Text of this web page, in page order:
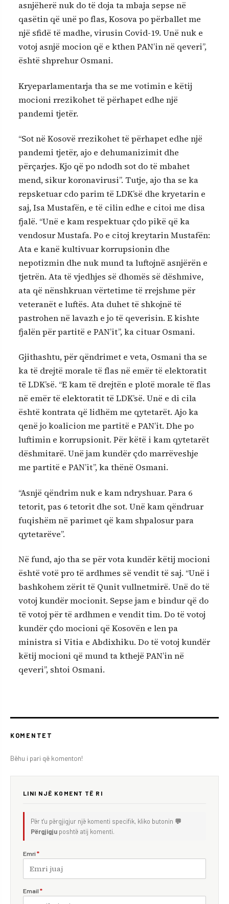
asnjëherë nuk do të doja ta mbaja sepse në
qasëtin që unë po flas, Kosova po përballet me
një sfidë të madhe, virusin Covid-19. Unë nuk e
votoj asnjë mocion që e kthen PAN’in në qeveri”,
është shprehur Osmani.
Kryeparlamentarja tha se me votimin e këtij
mocioni rrezikohet të përhapet edhe një
pandemi tjetër.
“Sot në Kosovë rrezikohet të përhapet edhe një
pandemi tjetër, ajo e dehumanizimit dhe
përçarjes. Kjo që po ndodh sot do të mbahet
mend, sikur koronavirusi”. Tutje, ajo tha se ka
repsketuar cdo parim të LDK’së dhe kryetarin e
saj, Isa Mustafën, e të cilin edhe e citoi me disa
fjalë. “Unë e kam respektuar çdo pikë që ka
vendosur Mustafa. Po e citoj kreytarin Mustafën:
Ata e kanë kultivuar korrupsionin dhe
nepotizmin dhe nuk mund ta luftojnë asnjërën e
tjetrën. Ata të vjedhjes së dhomës së dëshmive,
ata që nënshkruan vërtetime të rrejshme për
veteranët e luftës. Ata duhet të shkojnë të
pastrohen në lavazh e jo të qeverisin. E kishte
fjalën për partitë e PAN’it”, ka cituar Osmani.
Gjithashtu, për qëndrimet e veta, Osmani tha se
ka të drejtë morale të flas në emër të elektoratit
të LDK’së. “E kam të drejtën e plotë morale të flas
në emër të elektoratit të LDK’së. Unë e di cila
është kontrata që lidhëm me qytetarët. Ajo ka
qenë jo koalicion me partitë e PAN’it. Dhe po
luftimin e korrupsionit. Për këtë i kam qytetarët
dëshmitarë. Unë jam kundër çdo marrëveshje
me partitë e PAN’it”, ka thënë Osmani.
“Asnjë qëndrim nuk e kam ndryshuar. Para 6
tetorit, pas 6 tetorit dhe sot. Unë kam qëndruar
fuqishëm në parimet që kam shpalosur para
qytetarëve”.
Në fund, ajo tha se për vota kundër këtij mocioni
është votë pro të ardhmes së vendit të saj. “Unë i
bashkohem zërit të Qunit vullnetmirë. Unë do të
votoj kundër mocionit. Sepse jam e bindur që do
të votoj për të ardhmen e vendit tim. Do të votoj
kundër çdo mocioni që Kosovën e len pa
ministra si Vitia e Abdixhiku. Do të votoj kundër
këtij mocioni që mund ta kthejë PAN’in në
qeveri”, shtoi Osmani.
KOMENTET
Bëhu i pari që komenton!
LINI NJË KOMENT TË RI
Për t'u përgjigjur një komenti specifik, kliko butonin 💬
Përgjigju poshtë atij komenti.
Emri *
Email *